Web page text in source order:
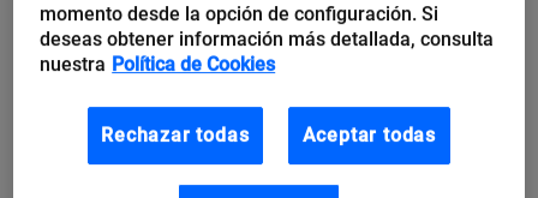
momento desde la opción de configuración. Si
deseas obtener información más detallada, consulta
nuestra Política de Cookies
Rechazar todas Aceptar todas